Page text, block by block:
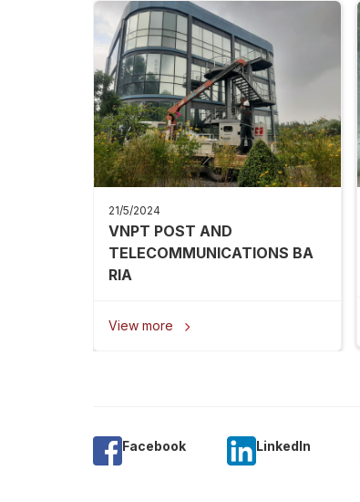
21/5/2024
VNPT POST AND
TELECOMMUNICATIONS BA
RIA
View more 
Facebook Linkedln